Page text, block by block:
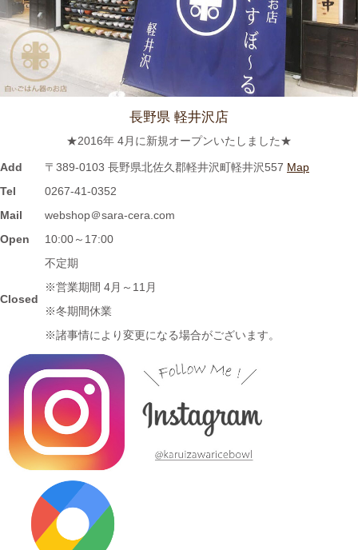
≪ラジオで紹介されました≫ 2021年7月8日 CBCラジオ ドラ魂
キング『レポドラ中継』コーナーに 白いごはん器のお店 らいす
ぼーる 小牧店が出演しました。
≪テレビで紹介されました≫ 2021年5月18日 CBCテレビ チャン
ト！『食卓を彩る豆皿活用術』コーナーに 白いごはん器のお店
らいすぼーる 小牧店が紹介されました。
2024/3/12
≪マガジンで掲載されました≫ 名鉄グループエリア 魅力発見マ
ガジンWind 2021年3月号「田縣神社前駅」に 白いごはん器のお
店 らいすぼーる 小牧店が掲載されました。
『お米特集』コーナーで MAG!C☆PRINCEの平野泰新さんが白
いごはん器のお店 らいすぼーる 春日井店にいらっしゃいまし
2024/3/12
スカ！ハピスタ『美味しく見える!?器の選び方』コーナーで 白い
ごはん器のお店 らいすぼーる 春日井店が紹介されました。
長野県 軽井沢店
★2016年 4月に新規オープンいたしました★
Add 〒389-0103 長野県北佐久郡軽井沢町軽井沢557 Map
Tel
0267-41-0352
Mail
webshop＠sara-cera.com
Open
10:00～17:00
Closed
不定期
※営業期間 4月～11月
※冬期間休業
※諸事情により変更になる場合がございます。